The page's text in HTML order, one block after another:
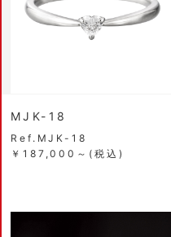
MJK-18
Ref.MJK-18
￥187,000～(税込)